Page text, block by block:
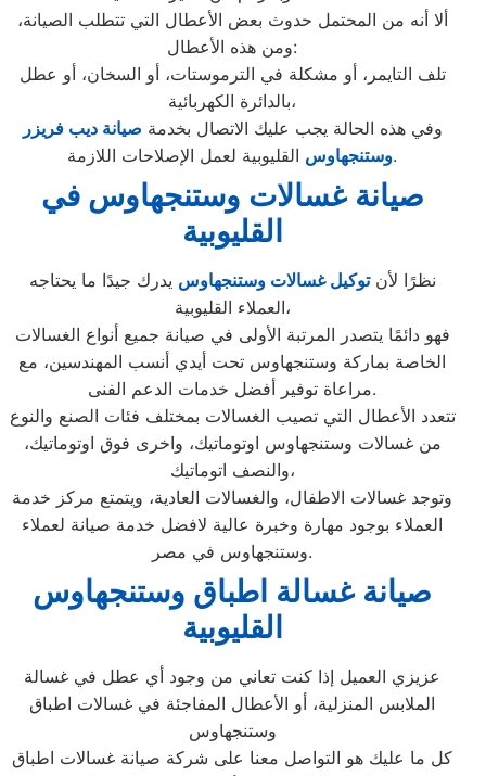
ألا أنه من المحتمل حدوث بعض الأعطال التي تتطلب الصيانة،
ومن هذه الأعطال:
تلف التايمر، أو مشكلة في الترموستات، أو السخان، أو عطل
بالدائرة الكهربائية،
وفي هذه الحالة يجب عليك الاتصال بخدمة صيانة ديب فريزر
وستنجهاوسالقليوبية لعمل الإصلاحات اللازمة.
صيانة غسالات وستنجهاوس في
القليوبية
نظرًا لأنتوكيل غسالات وستنجهاوس يدرك جيدًا ما يحتاجه
العملاء القليوبية،
فهو دائمًا يتصدر المرتبة الأولى في صيانة جميع أنواع الغسالات
الخاصة بماركة وستنجهاوس تحت أيدي أنسب المهندسين، مع
مراعاة توفير أفضل خدمات الدعم الفنى.
تتعدد الأعطال التي تصيب الغسالات بمختلف فئات الصنع والنوع
من غسالات وستنجهاوس اوتوماتيك، واخرى فوق اوتوماتيك،
والنصف اتوماتيك،
وتوجد غسالات الاطفال، والغسالات العادية، ويتمتع مركز خدمة
العملاء بوجود مهارة وخبرة عالية لافضل خدمة صيانة لعملاء
وستنجهاوس في مصر.
صيانة غسالة اطباق وستنجهاوس
القليوبية
عزيزي العميل إذا كنت تعاني من وجود أي عطل في غسالة
الملابس المنزلية، أو الأعطال المفاجئة في غسالات اطباق
وستنجهاوس
كل ما عليك هو التواصل معنا على شركة صيانة غسالات اطباق